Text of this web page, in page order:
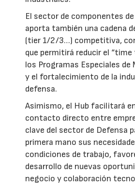
El sector de componentes
aporta también una cadena
(tier 1/2/3…) competitiva,
que permitirá reducir el
los Programas Especiales de
y el fortalecimiento de la
defensa.
Asimismo, el Hub facilitará
contacto directo entre
clave del sector de Defensa
primera mano sus
condiciones de trabajo,
desarrollo de nuevas
negocio y colaboración